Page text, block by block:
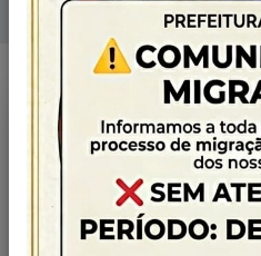
Licitações
Filtro